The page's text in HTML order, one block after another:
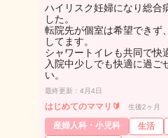
ハイリスク妊婦になり総合
した。
転院先が個室は希望できず
してます。
シャワートイレも共同で快
入院中少しでも快適に過ご
い。
最終更新：4月4日
はじめてのママリ🔰 生後2ヶ月
産婦人科・小児科 生活